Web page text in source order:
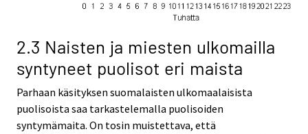
2.3 Naisten ja miesten ulkomailla
syntyneet puolisot eri maista
Parhaan käsityksen suomalaisten ulkomaalaisista
puolisoista saa tarkastelemalla puolisoiden
syntymämaita. On tosin muistettava, että